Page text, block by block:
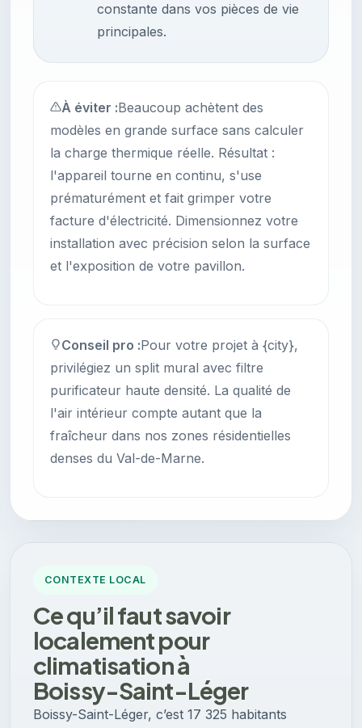
constante dans vos pièces de vie
principales.
À éviter :Beaucoup achètent des
modèles en grande surface sans calculer
la charge thermique réelle. Résultat :
l'appareil tourne en continu, s'use
prématurément et fait grimper votre
facture d'électricité. Dimensionnez votre
installation avec précision selon la surface
et l'exposition de votre pavillon.
Conseil pro :Pour votre projet à {city},
privilégiez un split mural avec filtre
purificateur haute densité. La qualité de
l'air intérieur compte autant que la
fraîcheur dans nos zones résidentielles
denses du Val-de-Marne.
CONTEXTE LOCAL
Ce qu’il faut savoir
localement pour
climatisation à
Boissy-Saint-Léger
Boissy-Saint-Léger, c’est 17 325 habitants